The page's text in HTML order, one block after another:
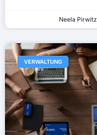
Neela Pirwitz
VERWALTUNG